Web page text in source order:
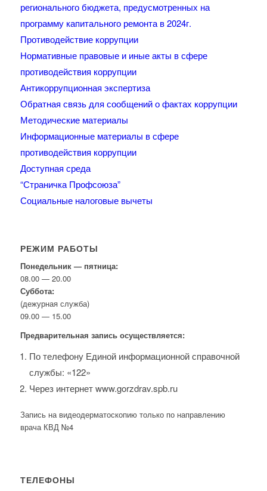
регионального бюджета, предусмотренных на
программу капитального ремонта в 2024г.
Противодействие коррупции
Нормативные правовые и иные акты в сфере
противодействия коррупции
Антикоррупционная экспертиза
Обратная связь для сообщений о фактах коррупции
Методические материалы
Информационные материалы в сфере
противодействия коррупции
Доступная среда
“Страничка Профсоюза”
Социальные налоговые вычеты
РЕЖИМ РАБОТЫ
Понедельник — пятница:
08.00 — 20.00
Суббота:
(дежурная служба)
09.00 — 15.00
Предварительная запись осуществляется:
По телефону Единой информационной справочной
службы: «122»
Через интернет www.gorzdrav.spb.ru
Запись на видеодерматоскопию только по направлению
врача КВД №4
ТЕЛЕФОНЫ